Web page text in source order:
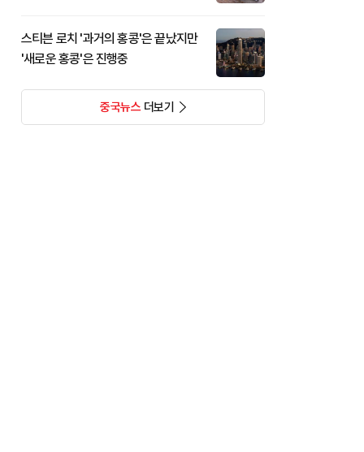
스티븐 로치 '과거의 홍콩'은 끝났지만
'새로운 홍콩'은 진행중
중국뉴스더보기